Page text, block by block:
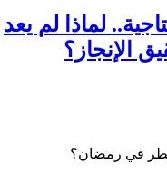
لماذا لم يعد
الإنجاز؟
في رمضان؟